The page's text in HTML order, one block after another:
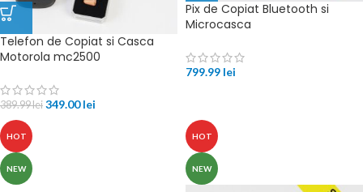
Telefon de Copiat si Casca
Motorola mc2500
389.99lei 349.00lei
Pix de Copiat Bluetooth si
Microcasca
799.99 lei
HOT
NEW
HOT
NEW